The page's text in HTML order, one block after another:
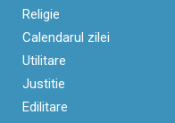
Religie
Calendarul zilei
Utilitare
Justitie
Edilitare